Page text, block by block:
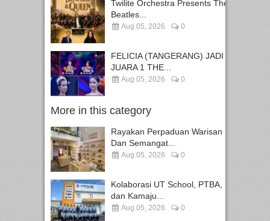
Twilite Orchestra Presents The
Beatles...
Aug 05, 2026 0
FELICIA (TANGERANG) JADI
JUARA 1 THE...
Aug 05, 2026 0
More in this category
Rayakan Perpaduan Warisan
Dan Semangat...
Aug 05, 2026 0
Kolaborasi UT School, PTBA,
dan Kamaju...
Aug 05, 2026 0